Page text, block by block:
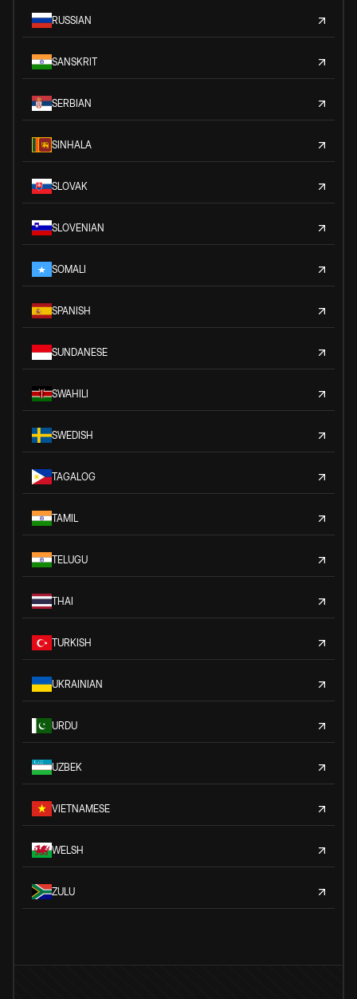
RUSSIAN
SANSKRIT
SERBIAN
SINHALA
SLOVAK
SLOVENIAN
SOMALI
SPANISH
SUNDANESE
SWAHILI
SWEDISH
TAGALOG
TAMIL
TELUGU
THAI
TURKISH
UKRAINIAN
URDU
UZBEK
VIETNAMESE
WELSH
ZULU